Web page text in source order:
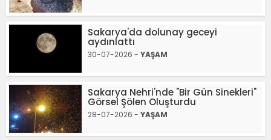
Sakarya'da dolunay geceyi
aydınlattı
30-07-2026 - YAŞAM
Sakarya Nehri'nde "Bir Gün Sinekleri"
Görsel Şölen Oluşturdu
28-07-2026 - YAŞAM